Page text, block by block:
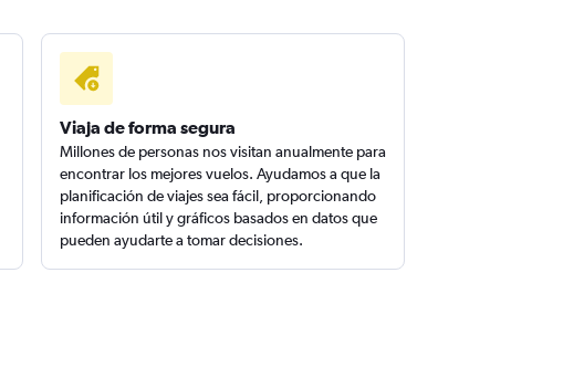
Viaja de forma segura
Millones de personas nos visitan anualmente para
encontrar los mejores vuelos. Ayudamos a que la
planificación de viajes sea fácil, proporcionando
información útil y gráficos basados en datos que
pueden ayudarte a tomar decisiones.